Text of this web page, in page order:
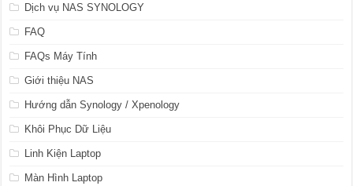
Dịch vụ NAS SYNOLOGY
FAQ
FAQs Máy Tính
Giới thiệu NAS
Hướng dẫn Synology / Xpenology
Khôi Phục Dữ Liệu
Linh Kiện Laptop
Màn Hình Laptop